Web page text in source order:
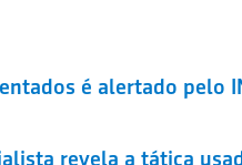
é alertado pelo
revela a tática